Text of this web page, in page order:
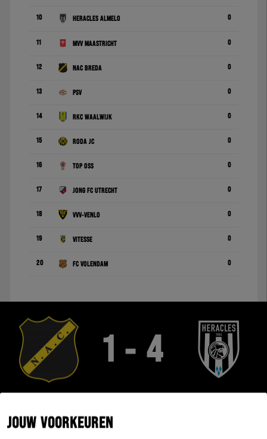
JOUW VOORKEUREN
10 Heracles Almelo 0
11 MVV Maastricht 0
12 NAC Breda 0
13 PSV 0
14 RKC Waalwijk 0
15 Roda JC 0
16 TOP Oss 0
17 Jong FC Utrecht 0
18 VVV-Venlo 0
19 Vitesse 0
20 FC Volendam 0
1 - 4